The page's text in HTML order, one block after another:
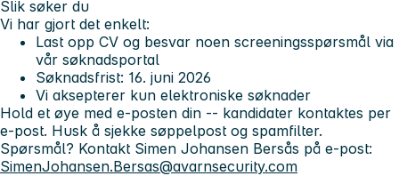
Slik søker du
Vi har gjort det enkelt:
Last opp CV og besvar noen screeningsspørsmål via
vår søknadsportal
Søknadsfrist: 16. juni 2026
Vi aksepterer kun elektroniske søknader
Hold et øye med e-posten din -- kandidater kontaktes per
e-post. Husk å sjekke søppelpost og spamfilter.
Spørsmål? Kontakt Simen Johansen Bersås på e-post:
SimenJohansen.Bersas@avarnsecurity.com